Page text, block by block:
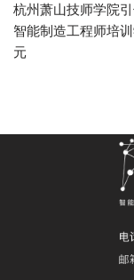
杭州萧山技师学院
智能制造工程师培
元